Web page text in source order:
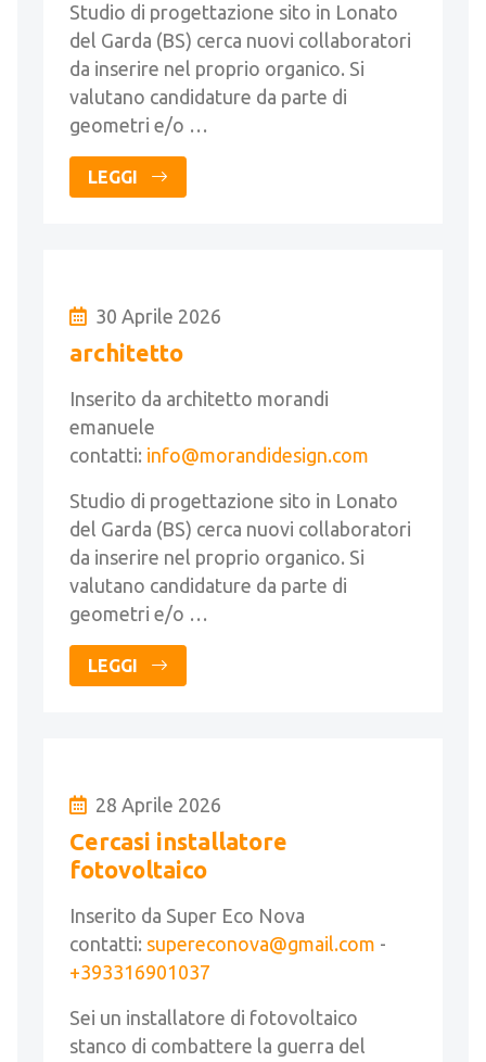
Studio di progettazione sito in Lonato
del Garda (BS) cerca nuovi collaboratori
da inserire nel proprio organico. Si
valutano candidature da parte di
geometri e/o …
LEGGI
30 Aprile 2026
architetto
Inserito da architetto morandi
emanuele
contatti: info@morandidesign.com
Studio di progettazione sito in Lonato
del Garda (BS) cerca nuovi collaboratori
da inserire nel proprio organico. Si
valutano candidature da parte di
geometri e/o …
LEGGI
28 Aprile 2026
Cercasi installatore
fotovoltaico
Inserito da Super Eco Nova
contatti: supereconova@gmail.com -
+393316901037
Sei un installatore di fotovoltaico
stanco di combattere la guerra del